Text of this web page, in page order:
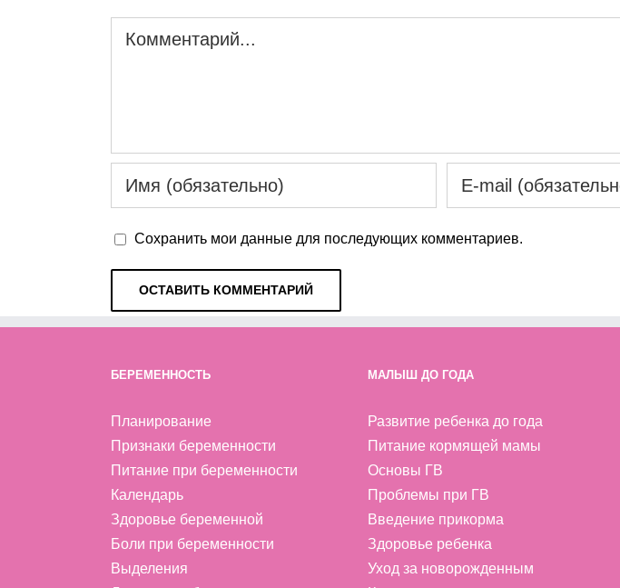
Сохранить мои данные для последующих комментариев.
БЕРЕМЕННОСТЬ
Планирование
Признаки беременности
Питание при беременности
Календарь
Здоровье беременной
Боли при беременности
Выделения
МАЛЫШ ДО ГОДА
Развитие ребенка до года
Питание кормящей мамы
Основы ГВ
Проблемы при ГВ
Введение прикорма
Здоровье ребенка
Уход за новорожденным